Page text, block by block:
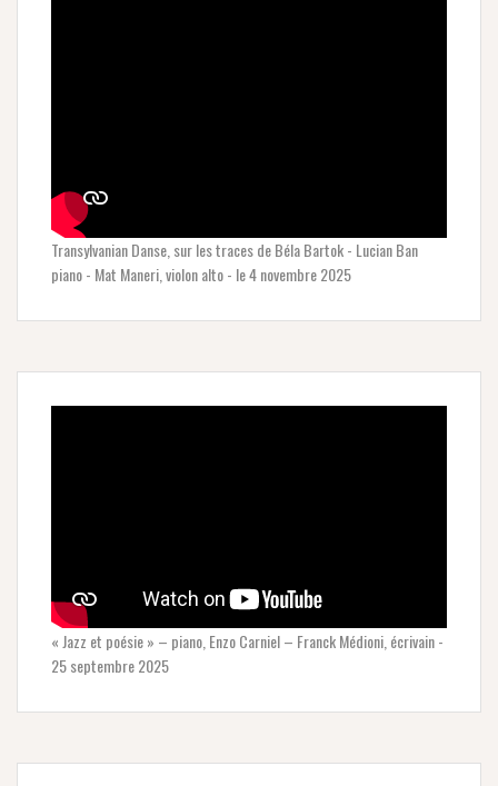
Transylvanian Danse, sur les traces de Béla Bartok - Lucian Ban
piano - Mat Maneri, violon alto - le 4 novembre 2025
« Jazz et poésie » – piano, Enzo Carniel – Franck Médioni, écrivain -
25 septembre 2025